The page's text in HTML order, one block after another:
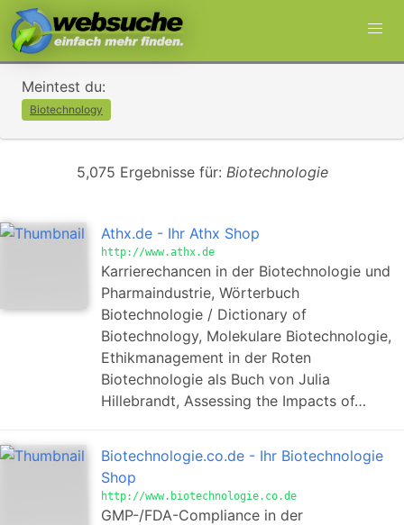
Meintest du:
Biotechnology
5,075 Ergebnisse für: Biotechnologie
Athx.de - Ihr Athx Shop
http://www.athx.de
Karrierechancen in der Biotechnologie und
Pharmaindustrie, Wörterbuch
Biotechnologie / Dictionary of
Biotechnology, Molekulare Biotechnologie,
Ethikmanagement in der Roten
Biotechnologie als Buch von Julia
Hillebrandt, Assessing the Impacts of…
Biotechnologie.co.de - Ihr Biotechnologie
Shop
http://www.biotechnologie.co.de
GMP-/FDA-Compliance in der